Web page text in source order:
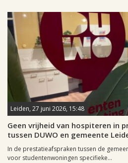
Leiden, 27 juni 2026, 15:48
Geen vrijheid van hospiteren in
tussen DUWO en gemeente
In de prestatieafspraken tussen de
voor studentenwoningen specifieke...